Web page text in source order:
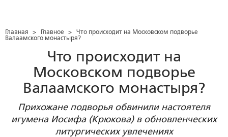
Главная > Главное > Что происходит на Московском подворье
Валаамского монастыря?
Что происходит на
Московском подворье
Валаамского монастыря?
Прихожане подворья обвинили настоятеля
игумена Иосифа (Крюкова) в обновленческих
литургических увлечениях